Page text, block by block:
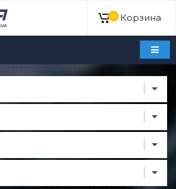
0 Корзина